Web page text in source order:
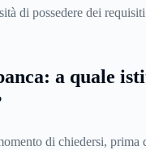
di possedere dei requisiti
a quale
di chiedersi, prima